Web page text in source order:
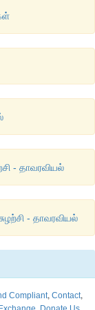
DNA
- தாவரவியல்
- தாவரவியல்
Compliant, Contact,